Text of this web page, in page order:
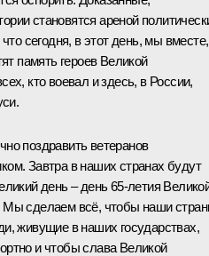
становятся ареной
сегодня, в этот день, мы вместе,
память героев Великой
кто воевал и здесь, в России,
поздравить ветеранов
Завтра в наших странах будут
день – день 65-летия
сделаем всё, чтобы наши
живущие в наших государствах,
и чтобы слава Великой